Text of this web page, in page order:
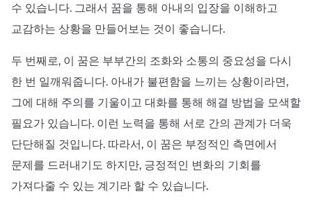
수 있습니다. 그래서 꿈을 통해 아내의 입장을 이해하고
교감하는 상황을 만들어보는 것이 좋습니다.
두 번째로, 이 꿈은 부부간의 조화와 소통의 중요성을 다시
한 번 일깨워줍니다. 아내가 불편함을 느끼는 상황이라면,
그에 대해 주의를 기울이고 대화를 통해 해결 방법을 모색할
필요가 있습니다. 이런 노력을 통해 서로 간의 관계가 더욱
단단해질 것입니다. 따라서, 이 꿈은 부정적인 측면에서
문제를 드러내기도 하지만, 긍정적인 변화의 기회를
가져다줄 수 있는 계기라 할 수 있습니다.